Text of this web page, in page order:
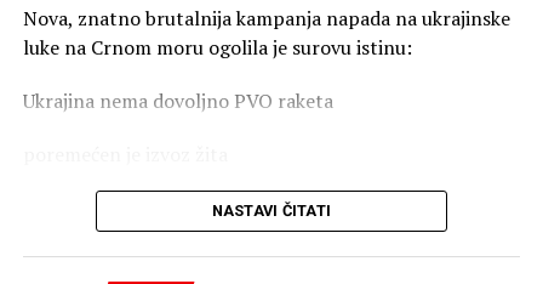
Nova, znatno brutalnija kampanja napada na ukrajinske
luke na Crnom moru ogolila je surovu istinu:
Ukrajina nema dovoljno PVO raketa
skresani su prihodi države
zaustavljene isporuke oružja ukrajinskoj vojsci
NASTAVI ČITATI